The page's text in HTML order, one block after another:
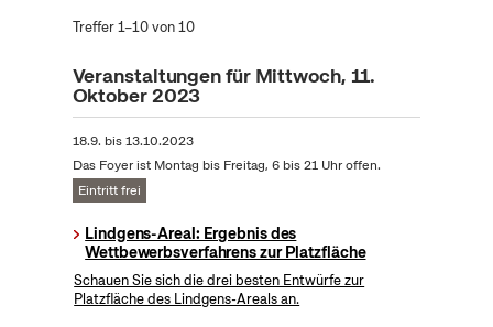
Treffer 1–10 von 10
Veranstaltungen für Mittwoch, 11.
Oktober 2023
18.9. bis13.10.2023
Das Foyer ist Montag bis Freitag, 6 bis 21 Uhr offen.
Eintritt frei
Lindgens-Areal: Ergebnis des
Wettbewerbsverfahrens zur Platzfläche
Schauen Sie sich die drei besten Entwürfe zur
Platzfläche des Lindgens-Areals an.